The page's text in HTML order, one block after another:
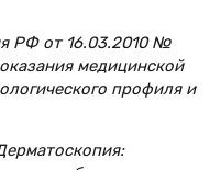
РФ от 16.03.2010 №
медицинской
профиля и